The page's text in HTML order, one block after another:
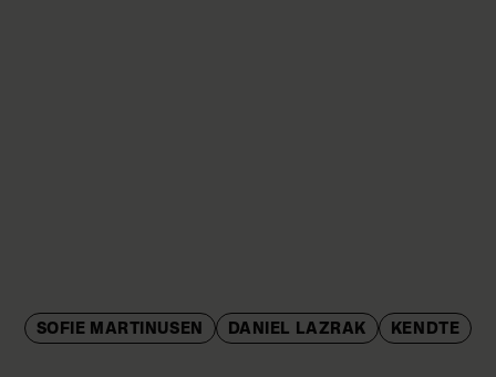
SOFIE MARTINUSEN DANIEL LAZRAK KENDTE